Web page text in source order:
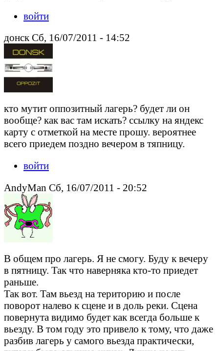
войти
донск Сб, 16/07/2011 - 14:52
кто мутит оппозитный лагерь? будет ли он
вообще? как вас там искать? ссылку на яндекс
карту с отметкой на месте прошу. вероятнее
всего приедем поздно вечером в тяпницу.
войти
AndyMan Сб, 16/07/2011 - 20:52
В общем про лагерь. Я не смогу. Буду к вечеру
в пятницу. Так что наверняка кто-то приедет
раньше.
Так вот. Там вьезд на територию и после
поворот налево к сцене и в доль реки. Сцена
повернута видимо будет как всегда больше к
вьезду. В том году это привело к тому, что даже
разбив лагерь у самого вьезда практически,